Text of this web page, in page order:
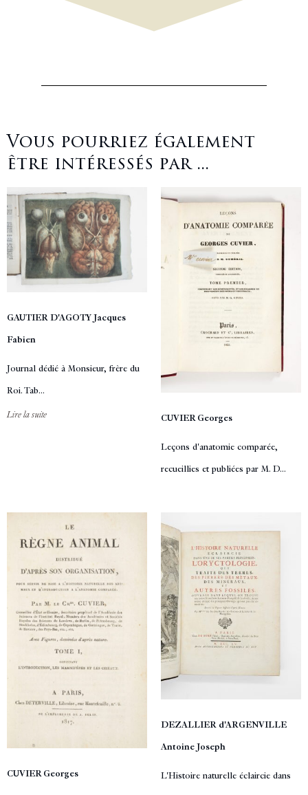
Vous pourriez également
être intéressés par ...
GAUTIER D'AGOTY Jacques
Fabien
Journal dédié à Monsieur, frère du
Roi. Tab...
Lire la suite CUVIER Georges
Leçons d'anatomie comparée,
recueillies et publiées par M. D...
CUVIER Georges
DEZALLIER d'ARGENVILLE
Antoine Joseph
L'Histoire naturelle éclaircie dans